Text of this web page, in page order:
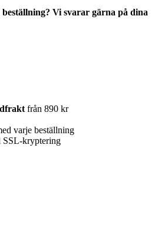
Vi svarar gärna på dina
från 890 kr
varje beställning
SSL-kryptering